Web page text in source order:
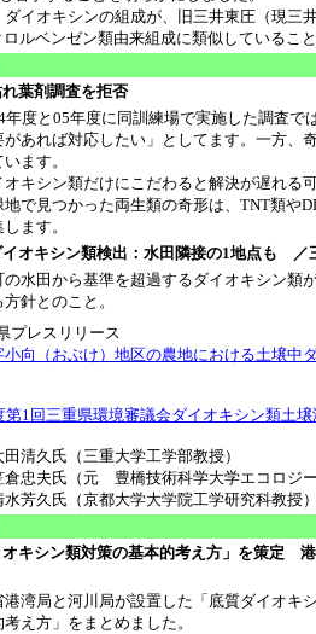
イオキシンの組成が、旧三井東圧（現三
ロルベンゼン類由来組成に類似しているこ
葉剤調査を拒否
度と05年度に同訓練場で実施した調査で
あれば対応したい」としてます。一方、
ます。
キシン類だけにこだわると解決が遅れる
で見つかった両生類の奇形は、TNT類や
ます。
オキシン類検出：水田隣接の1地点も ／
水田から基準を超過するダイオキシン類
針とのこと。
プレスリリース
小向（おぶけ）地区の農地における土壌中
第1回三重県環境審議会ダイオキシン類土
久氏（三重大学工学部教授）
（元 豊橋技術科学大学エコロジー
（京都大学大学院工学研究科教授
キシン類対策の基本的考え方」を策定
湾局と河川局が設置した「底質ダイオキ
え方」をまとめました。